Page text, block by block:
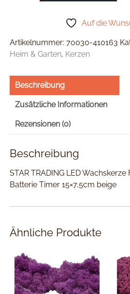
Auf die
Artikelnummer: 70030-410163
Heim & Garten, Kerzen
Beschreibung
Zusätzliche Informationen
Rezensionen (0)
Beschreibung
STAR TRADING LED
Batterie Timer 15×7,5cm beige
Ähnliche Produkte